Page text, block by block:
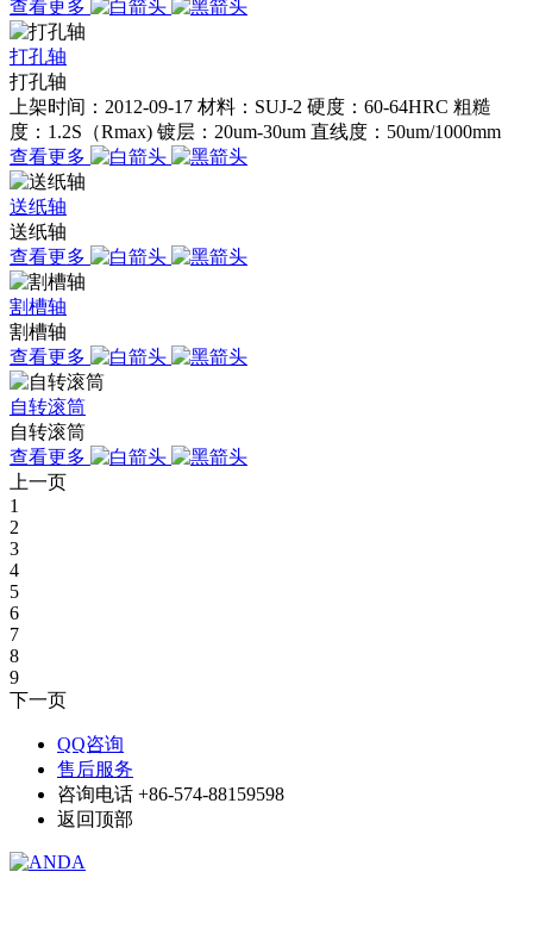
查看更多
打孔轴
打孔轴
上架时间：2012-09-17 材料：SUJ-2 硬度：60-64HRC 粗糙
度：1.2S（Rmax) 镀层：20um-30um 直线度：50um/1000mm
查看更多
送纸轴
送纸轴
查看更多
割槽轴
割槽轴
查看更多
自转滚筒
自转滚筒
查看更多
上一页
1
2
3
4
5
6
7
8
9
下一页
QQ咨询
售后服务
咨询电话 +86-574-88159598
返回顶部